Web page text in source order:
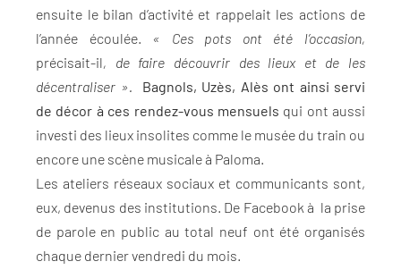
ensuite le bilan d’activité et rappelait les actions de
l’année écoulée. « Ces pots ont été l’occasion,
précisait-il, de faire découvrir des lieux et de les
décentraliser ».
Bagnols, Uzès, Alès ont ainsi servi
de décor à ces rendez-vous mensuels qui ont aussi
investi des lieux insolites comme le musée du train ou
encore une scène musicale à Paloma.
Les ateliers réseaux sociaux et communicants sont,
eux, devenus des institutions. De Facebook à la prise
de parole en public au total neuf ont été organisés
chaque dernier vendredi du mois.